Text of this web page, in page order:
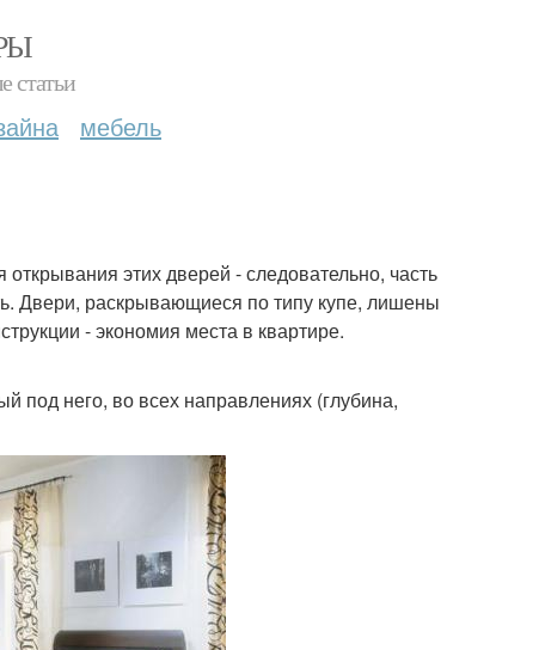
статьи
мебель
этих дверей - следовательно, часть
Двери, раскрывающиеся по типу купе, лишены
- экономия места в квартире.
под него, во всех направлениях (глубина,